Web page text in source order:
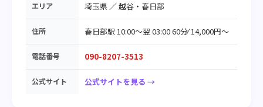
エリア 埼玉県 ／越谷・春日部
住所 春日部駅 10:00～翌 03:00 60分⁄ 14,000円～
電話番号 090-8207-3513
公式サイト 公式サイトを見る →